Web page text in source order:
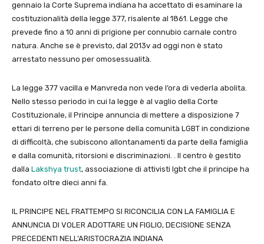
gennaio la Corte Suprema indiana ha accettato di esaminare la
costituzionalità della legge 377, risalente al 1861. Legge che
prevede fino a 10 anni di prigione per connubio carnale contro
natura. Anche se è previsto, dal 2013v ad oggi non è stato
arrestato nessuno per omosessualità.
La legge 377 vacilla e Manvreda non vede l’ora di vederla abolita.
Nello stesso periodo in cui la legge è al vaglio della Corte
Costituzionale, il Principe annuncia di mettere a disposizione 7
ettari di terreno per le persone della comunità LGBT in condizione
di difficoltà, che subiscono allontanamenti da parte della famiglia
e dalla comunità, ritorsioni e discriminazioni. . Il centro è gestito
dalla Lakshya trust, associazione di attivisti lgbt che il principe ha
fondato oltre dieci anni fa.
IL PRINCIPE NEL FRATTEMPO SI RICONCILIA CON LA FAMIGLIA E
ANNUNCIA DI VOLER ADOTTARE UN FIGLIO, DECISIONE SENZA
PRECEDENTI NELL’ARISTOCRAZIA INDIANA